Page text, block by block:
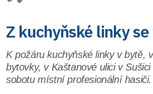
Z kuchyňské linky
K požáru kuchyňské linky v bytě,
bytovky, v Kaštanové ulici v
sobotu místní profesionální hasiči.